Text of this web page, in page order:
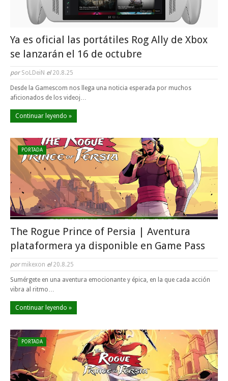
Ya es oficial las portátiles Rog Ally de Xbox
se lanzarán el 16 de octubre
por SoLDeiN el20.8.25
Desde la Gamescom nos llega una noticia esperada por muchos
aficionados de los videoj…
Continuar leyendo »
PORTADA
The Rogue Prince of Persia | Aventura
plataformera ya disponible en Game Pass
por mikexon el20.8.25
Sumérgete en una aventura emocionante y épica, en la que cada acción
vibra al ritmo…
Continuar leyendo »
PORTADA